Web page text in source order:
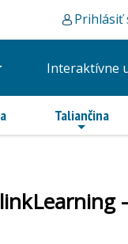
Prihlásiť
Interaktívne
Taliančina